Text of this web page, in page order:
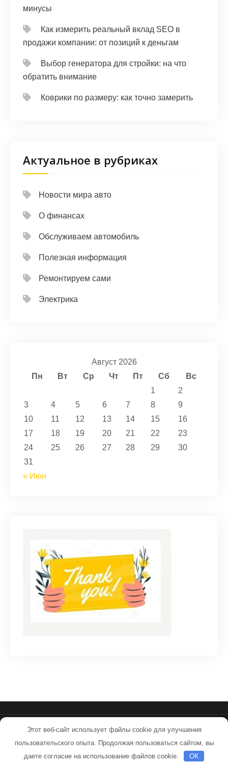
минусы
Как измерить реальный вклад SEO в
продажи компании: от позиций к деньгам
Выбор генератора для стройки: на что
обратить внимание
Коврики по размеру: как точно замерить
Актуальное в рубриках
Новости мира авто
О финансах
Обслуживаем автомобиль
Полезная информация
Ремонтируем сами
Электрика
Август 2026
Пн
Вт Ср Чт Пт Сб
Вс
1
2
3
4 5 6 7 8
9
10
11 12 13 14 15
16
17
18 19 20 21 22
23
24
25 26 27 28 29
30
31
« Июн
ssmpkuv.ru - Работает на WordPress
Тема от Grace Themes
Этот веб-сайт использует файлы cookie для улучшения
пользовательского опыта. Продолжая пользоваться сайтом, вы
даете согласие на использование файлов cookie.
OK